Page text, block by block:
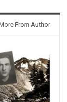
From Author